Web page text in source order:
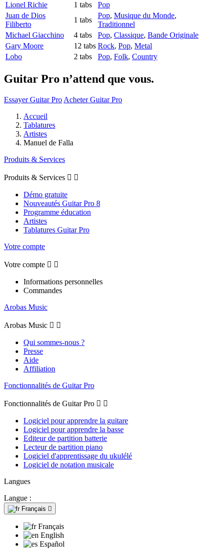
Lionel Richie
1 tabs
Pop
Juan de Dios
Filiberto
1 tabs
Pop, Musique du Monde,
Traditionnel
Michael Giacchino
4 tabs Pop, Classique, Bande Originale
Gary Moore
12 tabs Rock, Pop, Metal
Lobo
2 tabs Pop, Folk, Country
Guitar Pro n’attend que vous.
Essayer Guitar Pro Acheter Guitar Pro
Accueil
Tablatures
Artistes
Manuel de Falla
Produits & Services
Produits & Services  
Démo gratuite
Nouveautés Guitar Pro 8
Programme éducation
Artistes
Tablatures Guitar Pro
Votre compte
Votre compte  
Informations personnelles
Commandes
Arobas Music
Arobas Music  
Qui sommes-nous ?
Presse
Aide
Affiliation
Fonctionnalités de Guitar Pro
Fonctionnalités de Guitar Pro  
Logiciel pour apprendre la guitare
Logiciel pour apprendre la basse
Editeur de partition batterie
Lecteur de partition piano
Logiciel d'apprentissage du ukulélé
Logiciel de notation musicale
Langues
Langue :
Français 
Français
English
Español